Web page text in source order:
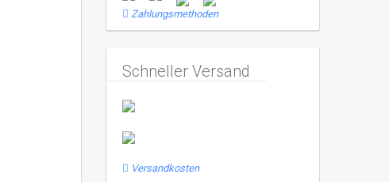
Zahlungsmethoden
Schneller Versand
Versandkosten